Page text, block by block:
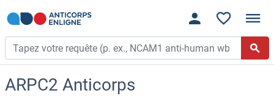
ARPC2 Anticorps